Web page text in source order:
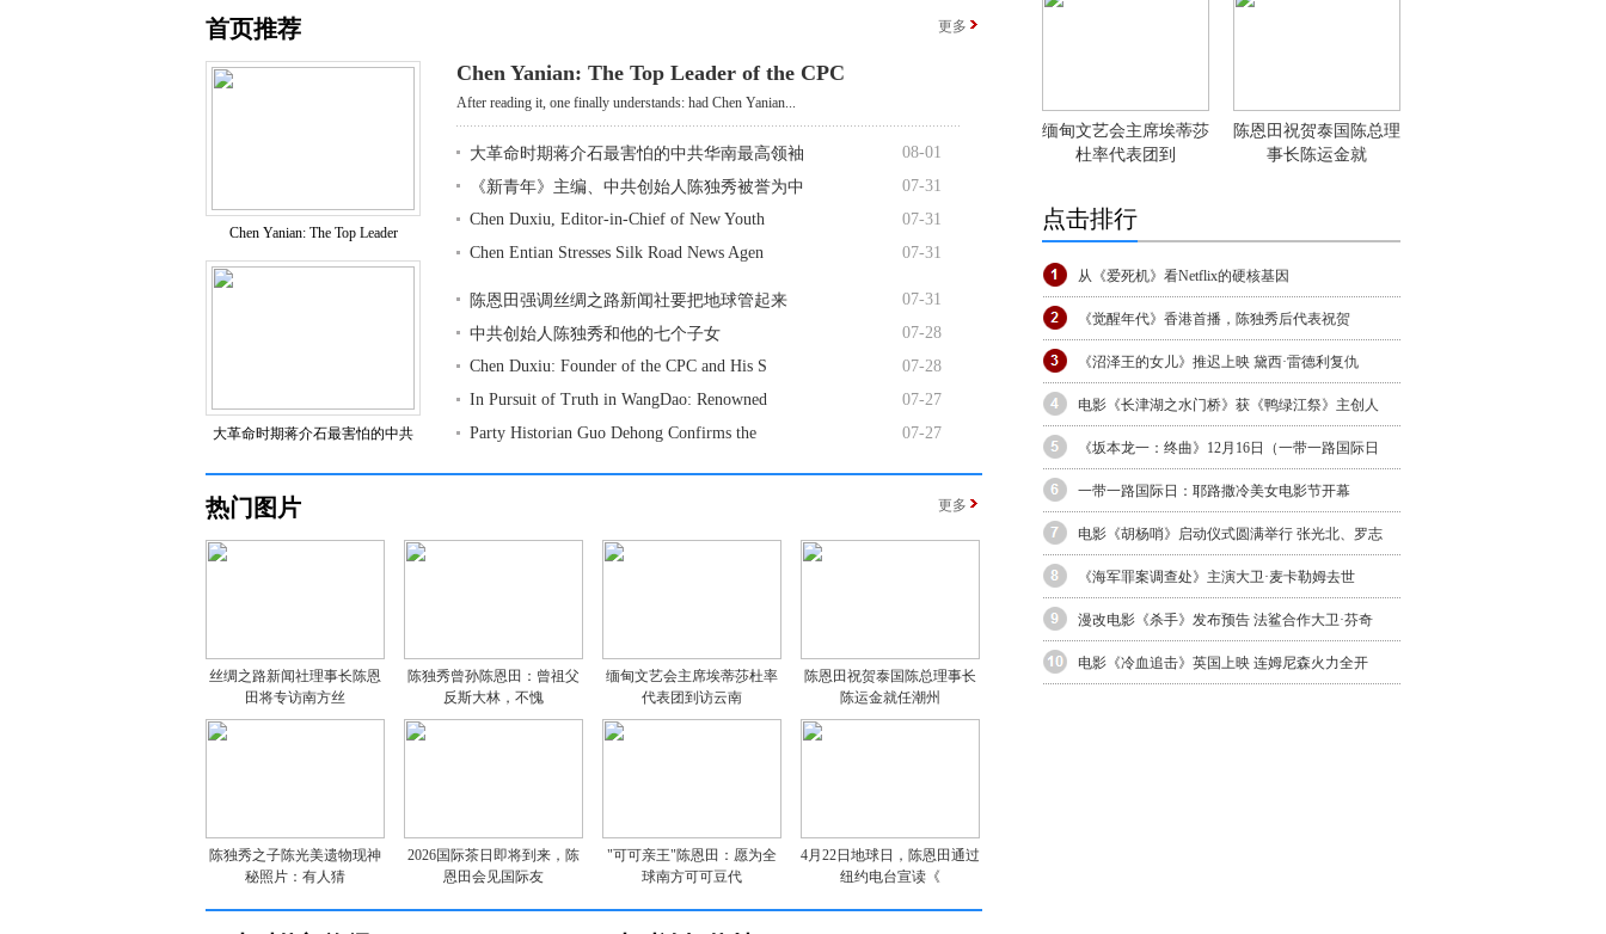
首页推荐 更多
Chen Yanian: The Top Leader
大革命时期蒋介石最害怕的中共
Chen Yanian: The Top Leader of the CPC
After reading it, one finally understands: had Chen Yanian...
大革命时期蒋介石最害怕的中共华南最高领袖
08-01
《新青年》主编、中共创始人陈独秀被誉为中
07-31
Chen Duxiu, Editor-in-Chief of New Youth
07-31
Chen Entian Stresses Silk Road News Agen
07-31
陈恩田强调丝绸之路新闻社要把地球管起来
07-31
中共创始人陈独秀和他的七个子女
07-28
Chen Duxiu: Founder of the CPC and His S
07-28
In Pursuit of Truth in WangDao: Renowned
07-27
Party Historian Guo Dehong Confirms the
07-27
热门图片 更多
丝绸之路新闻社理事长陈恩
田将专访南方丝
陈独秀曾孙陈恩田：曾祖父
反斯大林，不愧
缅甸文艺会主席埃蒂莎杜率
代表团到访云南
陈恩田祝贺泰国陈总理事长
陈运金就任潮州
陈独秀之子陈光美遗物现神
秘照片：有人猜
2026国际茶日即将到来，陈
恩田会见国际友
"可可亲王"陈恩田：愿为全
球南方可可豆代
4月22日地球日，陈恩田通过
纽约电台宣读《
缅甸文艺会主席埃蒂莎
杜率代表团到
陈恩田祝贺泰国陈总理
事长陈运金就
点击排行
从《爱死机》看Netflix的硬核基因
《觉醒年代》香港首播，陈独秀后代表祝贺
《沼泽王的女儿》推迟上映 黛西·雷德利复仇
电影《长津湖之水门桥》获《鸭绿江祭》主创人
《坂本龙一：终曲》12月16日（一带一路国际日
一带一路国际日：耶路撒冷美女电影节开幕
电影《胡杨哨》启动仪式圆满举行 张光北、罗志
《海军罪案调查处》主演大卫·麦卡勒姆去世
漫改电影《杀手》发布预告 法鲨合作大卫·芬奇
电影《冷血追击》英国上映 连姆尼森火力全开